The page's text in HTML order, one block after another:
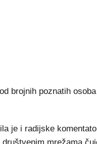
brojnih poznatih
je i radijske